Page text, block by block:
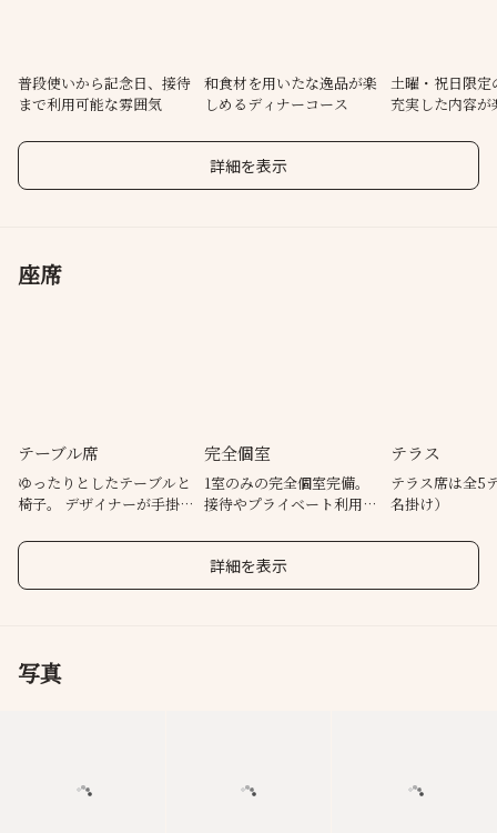
普段使いから記念日、接待
まで利用可能な雰囲気
和食材を用いたな逸品が楽
しめるディナーコース
土曜・祝日限定
充実した内容が
詳細を表示
座席
テーブル席
ゆったりとしたテーブルと
椅子。 デザイナーが手掛け
完全個室
1室のみの完全個室完備。
接待やプライベート利用
テラス
テラス席は全5
名掛け）
詳細を表示
写真